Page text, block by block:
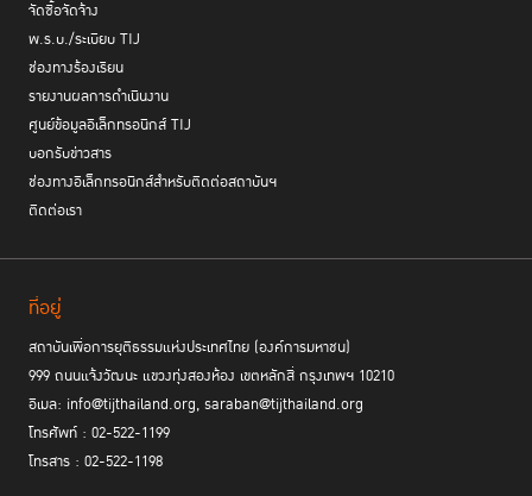
จัดซื้อจัดจ้าง
พ.ร.บ./ระเบียบ TIJ
ช่องทางร้องเรียน
รายงานผลการดำเนินงาน
ศูนย์ข้อมูลอิเล็กทรอนิกส์ TIJ
บอกรับข่าวสาร
ช่องทางอิเล็กทรอนิกส์สำหรับติดต่อสถาบันฯ
ติดต่อเรา
ที่อยู่
สถาบันเพื่อการยุติธรรมแห่งประเทศไทย (องค์การมหาชน)
999 ถนนแจ้งวัฒนะ แขวงทุ่งสองห้อง เขตหลักสี่ กรุงเทพฯ 10210
อีเมล: info@tijthailand.org, saraban@tijthailand.org
โทรศัพท์ : 02-522-1199
โทรสาร : 02-522-1198